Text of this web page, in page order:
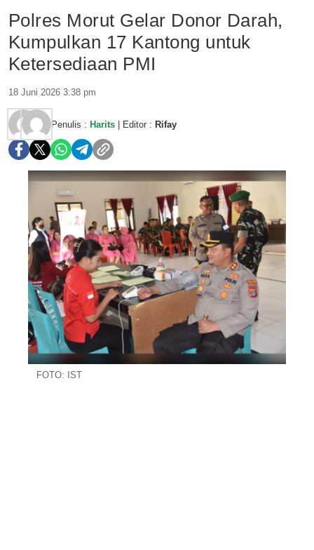
Polres Morut Gelar Donor Darah,
Kumpulkan 17 Kantong untuk
Ketersediaan PMI
18 Juni 2026 3:38 pm
Penulis : Harits | Editor : Rifay
FOTO: IST